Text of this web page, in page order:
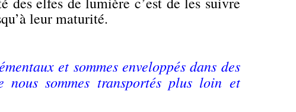
leur maturité.
et sommes enveloppés dans des
nous sommes transportés plus loin et